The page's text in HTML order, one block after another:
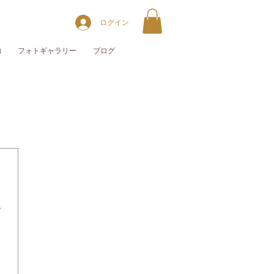
ログイン
フォトギャラリー ブログ